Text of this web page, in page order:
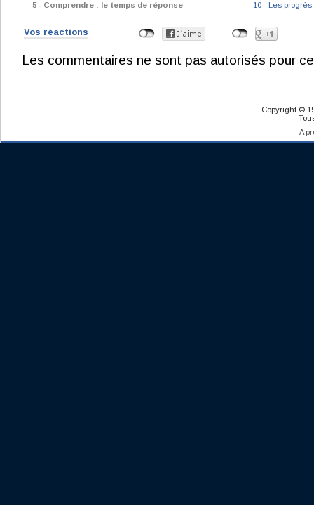
5 - Comprendre : le temps de réponse
10 - Les
Vos réactions
Les commentaires ne sont pas autorisés pour
Copyright ©
- A